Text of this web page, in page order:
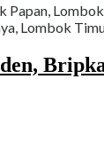
Lombok